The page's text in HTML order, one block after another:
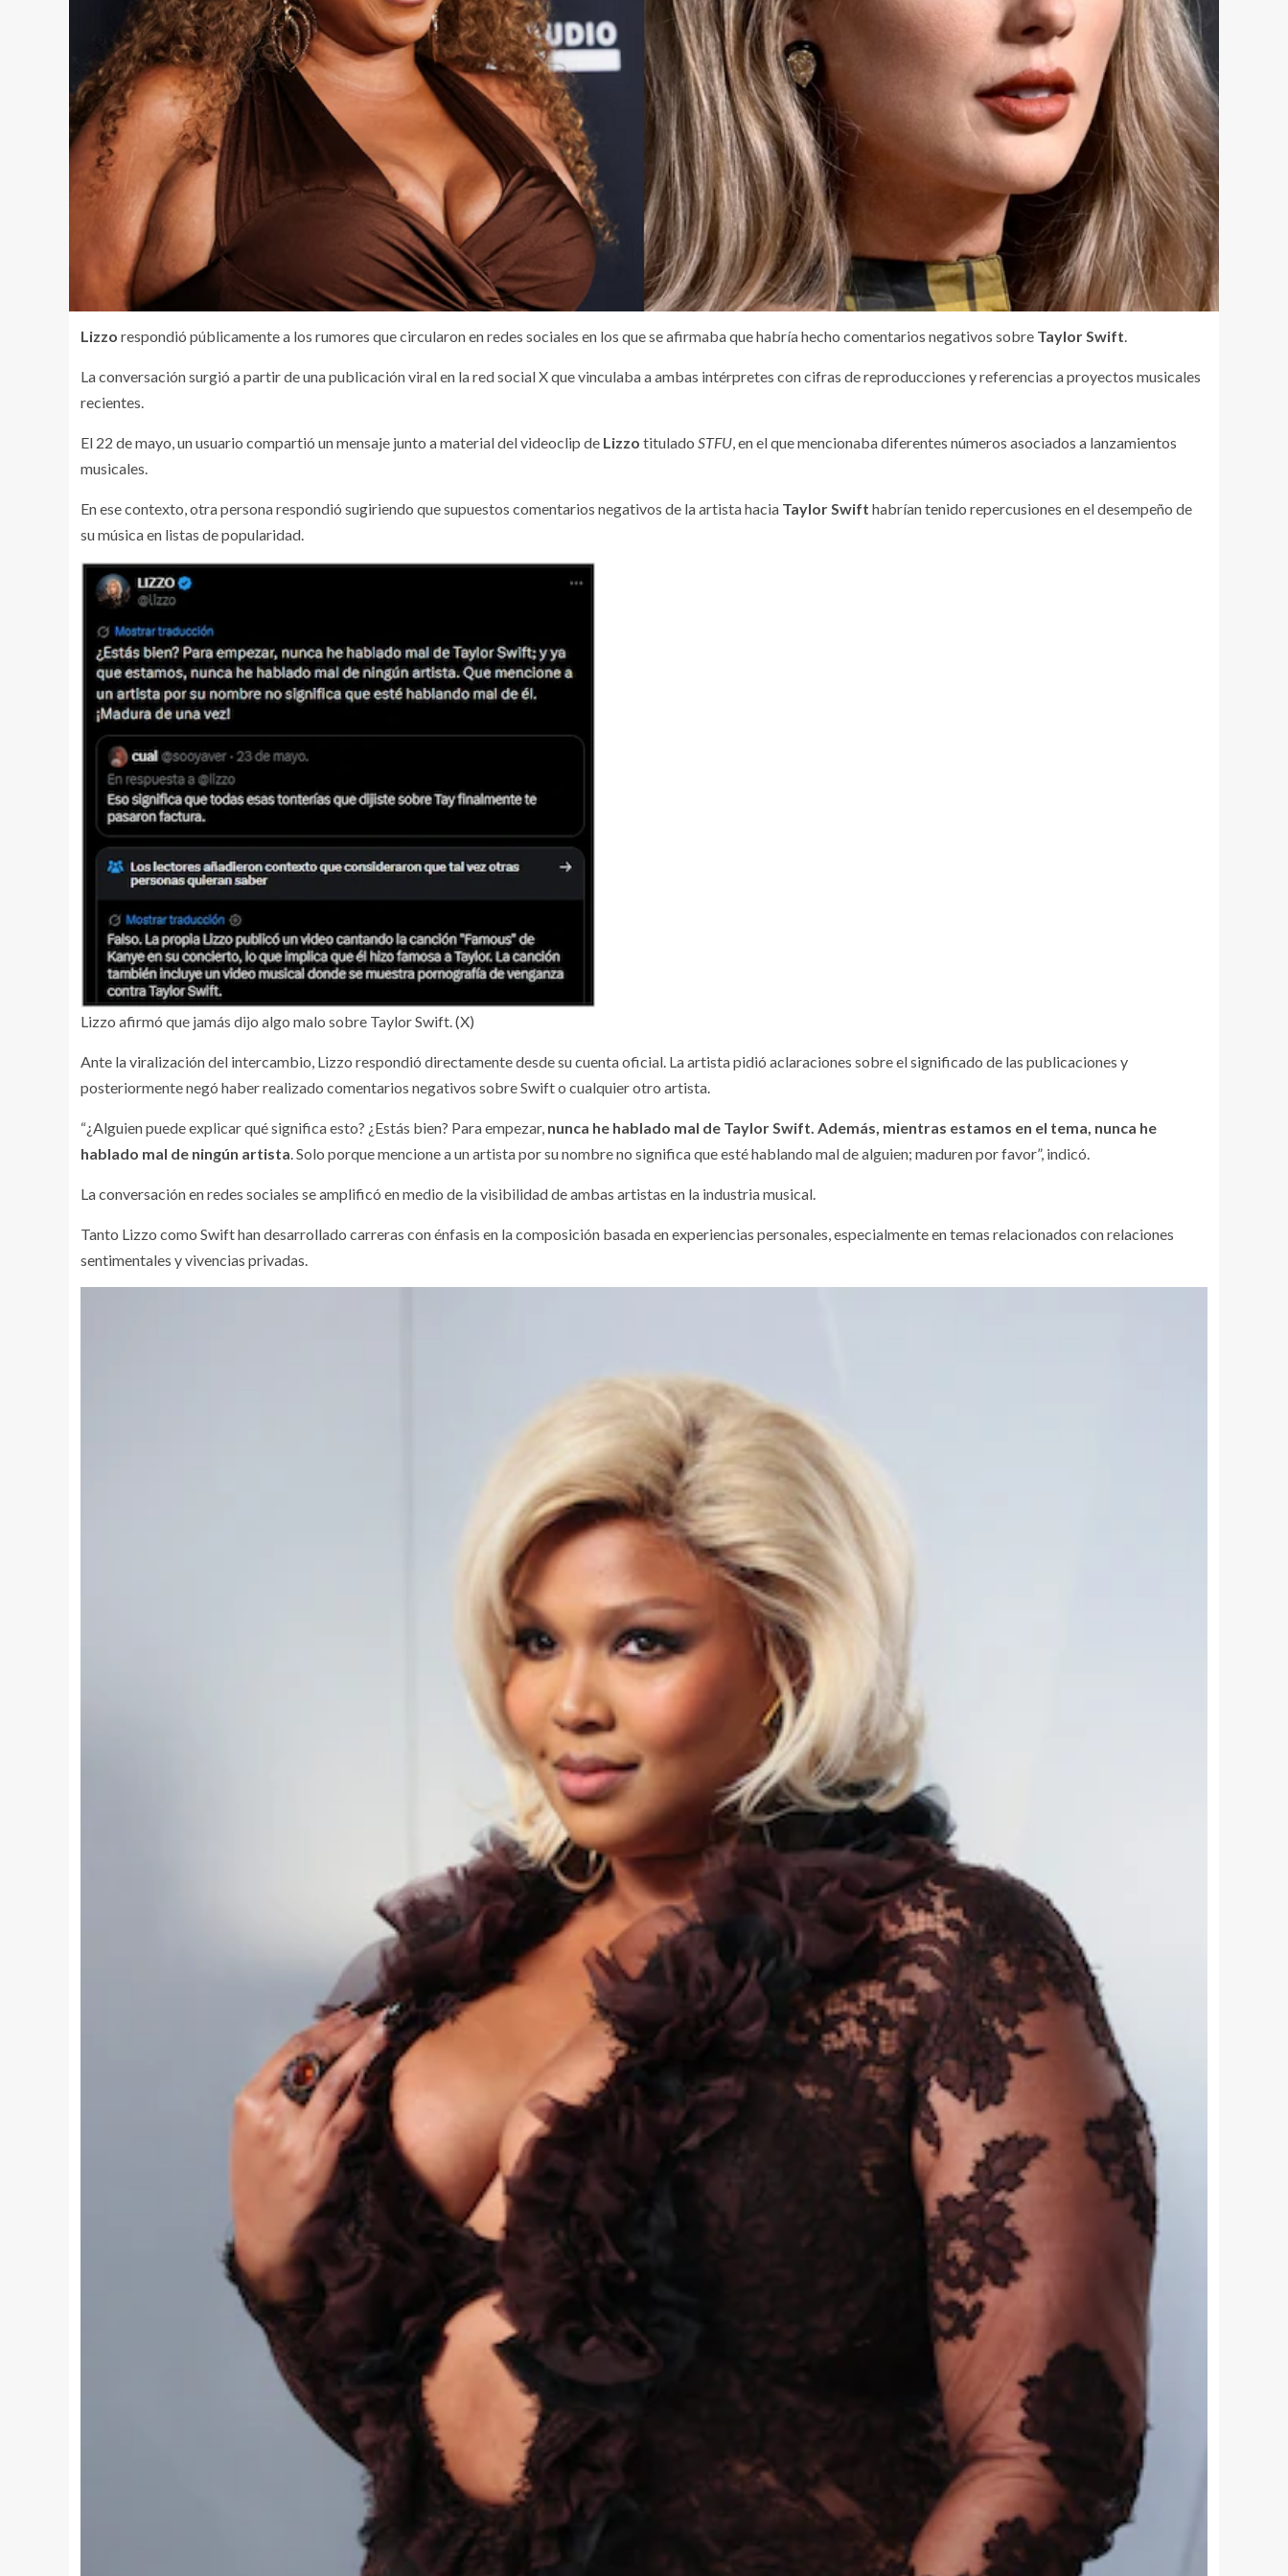
Lizzo respondió públicamente a los rumores que circularon en redes sociales en los que se afirmaba que habría hecho comentarios negativos sobre Taylor Swift
La conversación surgió a partir de una publicación viral en la red social X que vinculaba a ambas intérpretes con cifras de reproducciones y referencias a proyectos musicales
recientes.
El 22 de mayo, un usuario compartió un mensaje junto a material del videoclip de Lizzo titulado STFU , en el que mencionaba diferentes números asociados a lanzamientos
musicales.
En ese contexto, otra persona respondió sugiriendo que supuestos comentarios negativos de la artista hacia Taylor Swift habrían tenido repercusiones en el desempeño de
su música en listas de popularidad.
Lizzo afirmó que jamás dijo algo malo sobre Taylor Swift. (X)
Ante la viralización del intercambio, Lizzo respondió directamente desde su cuenta oficial. La artista pidió aclaraciones sobre el significado de las publicaciones y
posteriormente negó haber realizado comentarios negativos sobre Swift o cualquier otro artista.
“¿Alguien puede explicar qué significa esto? ¿Estás bien? Para empezar, nunca he hablado mal de Taylor Swift. Además, mientras estamos en el tema, nunca he
hablado mal de ningún artista. Solo porque mencione a un artista por su nombre no significa que esté hablando mal de alguien; maduren por favor”, indicó.
La conversación en redes sociales se amplificó en medio de la visibilidad de ambas artistas en la industria musical.
Tanto Lizzo como Swift han desarrollado carreras con énfasis en la composición basada en experiencias personales, especialmente en temas relacionados con relaciones
sentimentales y vivencias privadas.